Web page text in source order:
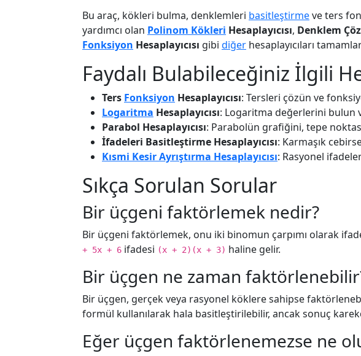
Bu araç, kökleri bulma, denklemleri basitleştirmeve ters
yardımcı olan Polinom Kökleri Hesaplayıcısı, Denklem
Fonksiyon Hesaplayıcısı gibi diğer hesaplayıcıları
Faydalı Bulabileceğiniz İlgili
Ters Fonksiyon Hesaplayıcısı: Tersleri çözün ve
Logaritma Hesaplayıcısı: Logaritma değerlerini bulun
Parabol Hesaplayıcısı: Parabolün grafiğini, tepe
İfadeleri Basitleştirme Hesaplayıcısı: Karmaşık
Kısmi Kesir Ayrıştırma Hesaplayıcısı: Rasyonel
Sıkça Sorulan Sorular
Bir üçgeni faktörlemek nedir?
Bir üçgeni faktörlemek, onu iki binomun çarpımı olarak
+ 5x + 6 ifadesi (x + 2)(x + 3) haline gelir.
Bir üçgen ne zaman
Bir üçgen, gerçek veya rasyonel köklere sahipse
formül kullanılarak hala basitleştirilebilir, ancak sonuç
Eğer üçgen faktörlenemezse ne